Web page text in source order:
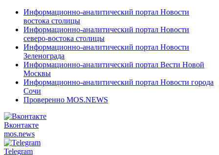
Информационно-аналитический портал Новости
востока столицы
Информационно-аналитический портал Новости
северо-востока столицы
Информационно-аналитический портал Новости
Зеленограда
Информационно-аналитический портал Вести Новой
Москвы
Информационно-аналитический портал Новости города
Сочи
Проверенно MOS.NEWS
Вконтакте
mos.news
Telegram